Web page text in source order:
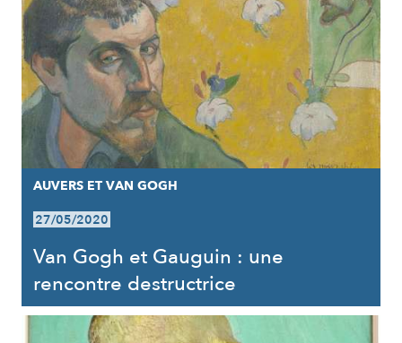
AUVERS ET VAN GOGH
27/05/2020
Van Gogh et Gauguin : une
rencontre destructrice